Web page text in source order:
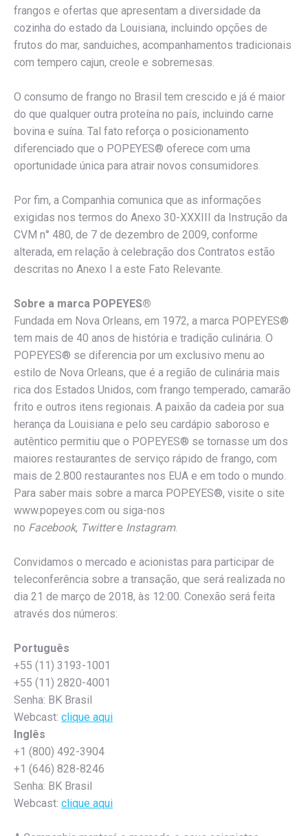
frangos e ofertas que apresentam a diversidade da
cozinha do estado da Louisiana, incluindo opções de
frutos do mar, sanduiches, acompanhamentos tradicionais
com tempero cajun, creole e sobremesas.
O consumo de frango no Brasil tem crescido e já é maior
do que qualquer outra proteína no país, incluindo carne
bovina e suína. Tal fato reforça o posicionamento
diferenciado que o POPEYES® oferece com uma
oportunidade única para atrair novos consumidores.
Por fim, a Companhia comunica que as informações
exigidas nos termos do Anexo 30-XXXIII da Instrução da
CVM n° 480, de 7 de dezembro de 2009, conforme
alterada, em relação à celebração dos Contratos estão
descritas no Anexo I a este Fato Relevante.
Sobre a marca POPEYES®
Fundada em Nova Orleans, em 1972, a marca POPEYES®
tem mais de 40 anos de história e tradição culinária. O
POPEYES® se diferencia por um exclusivo menu ao
estilo de Nova Orleans, que é a região de culinária mais
rica dos Estados Unidos, com frango temperado, camarão
frito e outros itens regionais. A paixão da cadeia por sua
herança da Louisiana e pelo seu cardápio saboroso e
autêntico permitiu que o POPEYES® se tornasse um dos
maiores restaurantes de serviço rápido de frango, com
mais de 2.800 restaurantes nos EUA e em todo o mundo.
Para saber mais sobre a marca POPEYES®, visite o site
www.popeyes.com ou siga-nos
no Facebook, Twittere Instagram.
Convidamos o mercado e acionistas para participar de
teleconferência sobre a transação, que será realizada no
dia 21 de março de 2018, às 12:00. Conexão será feita
através dos números:
Português
+55 (11) 3193-1001
+55 (11) 2820-4001
Senha: BK Brasil
Webcast: clique aqui
Inglês
+1 (800) 492-3904
+1 (646) 828-8246
Senha: BK Brasil
Webcast: clique aqui